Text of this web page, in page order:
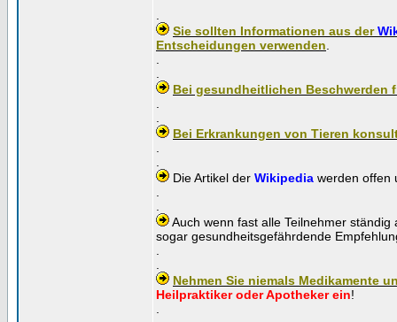
Sie sollten Informationen aus der
Entscheidungen verwenden
Bei gesundheitlichen Beschwerden
Bei Erkrankungen von Tieren
Die Artikel der Wikipedia werden offen
Auch wenn fast alle Teilnehmer
sogar gesundheitsgefährdende
Nehmen Sie niemals Medikamente
Heilpraktiker oder Apotheker ein!